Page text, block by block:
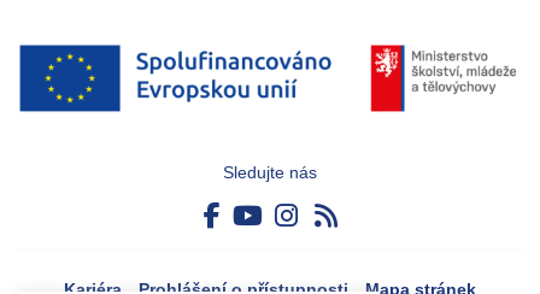
Sledujte nás
Kariéra Prohlášení o přístupnosti Mapa stránek